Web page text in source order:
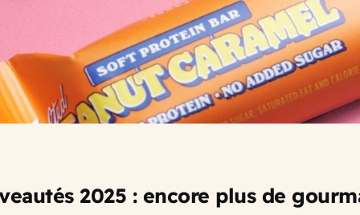
2025 : encore plus de